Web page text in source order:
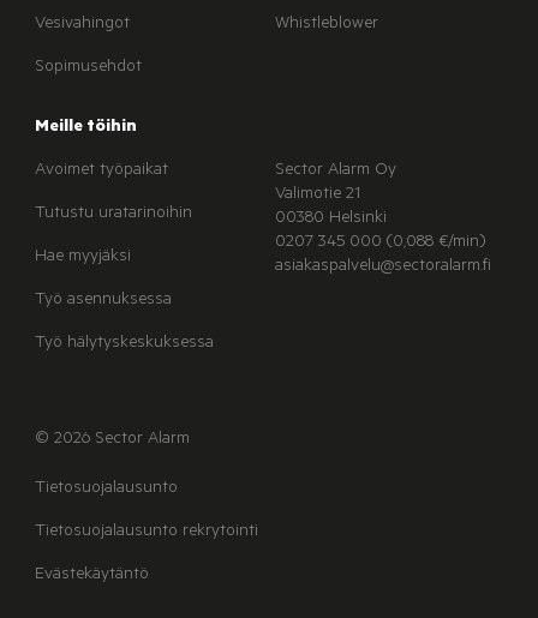
Vesivahingot
Sopimusehdot
Whistleblower
Meille töihin
Avoimet työpaikat
Tutustu uratarinoihin
Hae myyjäksi
Työ asennuksessa
Työ hälytyskeskuksessa
Sector Alarm Oy
Valimotie 21
00380 Helsinki
0207 345 000 (0,088 €/min)
asiakaspalvelu@sectoralarm.fi
© 2026 Sector Alarm
Tietosuojalausunto
Tietosuojalausunto rekrytointi
Evästekäytäntö